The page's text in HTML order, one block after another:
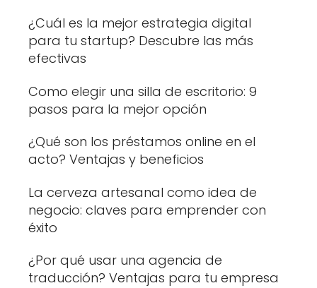
¿Cuál es la mejor estrategia digital
para tu startup? Descubre las más
efectivas
Como elegir una silla de escritorio: 9
pasos para la mejor opción
¿Qué son los préstamos online en el
acto? Ventajas y beneficios
La cerveza artesanal como idea de
negocio: claves para emprender con
éxito
¿Por qué usar una agencia de
traducción? Ventajas para tu empresa